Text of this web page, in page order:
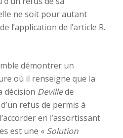
ne soit pour autant
l’application de l’article R.
démontrer un
où il renseigne que la
décision Devillede
refus de permis à
en l’assortissant
est une « Solution